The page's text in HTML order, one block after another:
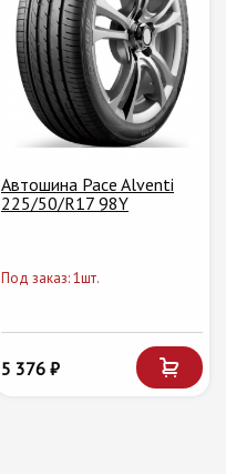
Автошина Pace Alventi
225/50/R17 98Y
Под заказ: 1шт.
5 376 ₽